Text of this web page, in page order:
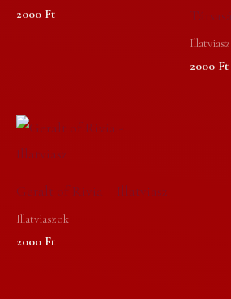
2000 Ft
2000 Ft
Geralt of Rivia – Illatviasz
Illatviaszok
2000 Ft